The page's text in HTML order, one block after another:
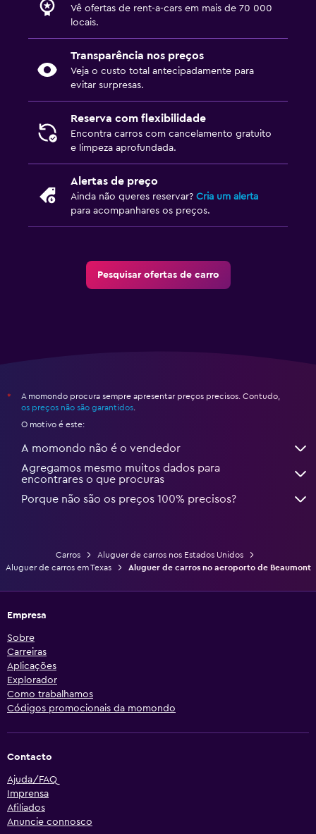
Vê ofertas de rent-a-cars em mais de 70 000
locais.
Transparência nos preços
Veja o custo total antecipadamente para
evitar surpresas.
Reserva com flexibilidade
Encontra carros com cancelamento gratuito
e limpeza aprofundada.
Alertas de preço
Ainda não queres reservar? Cria um alerta
para acompanhares os preços.
Pesquisar ofertas de carro
*
A momondo procura sempre apresentar preços precisos. Contudo,
os preços não são garantidos.
O motivo é este:
A momondo não é o vendedor
Agregamos mesmo muitos dados para
encontrares o que procuras
Porque não são os preços 100% precisos?
Carros
Aluguer de carros nos Estados Unidos
Aluguer de carros em Texas
Aluguer de carros no aeroporto de Beaumont
Empresa
Sobre
Carreiras
Aplicações
Explorador
Como trabalhamos
Códigos promocionais da momondo
Contacto
Ajuda/FAQ
Imprensa
Afiliados
Anuncie connosco